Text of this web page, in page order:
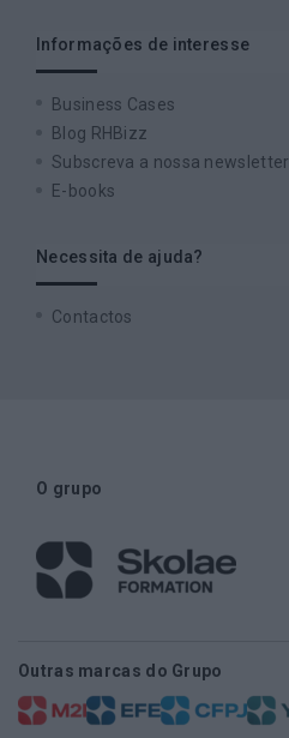
Informações de interesse
Business Cases
Blog RHBizz
Subscreva a nossa newsletter
E-books
Necessita de ajuda?
Contactos
O grupo
Outras marcas do Grupo